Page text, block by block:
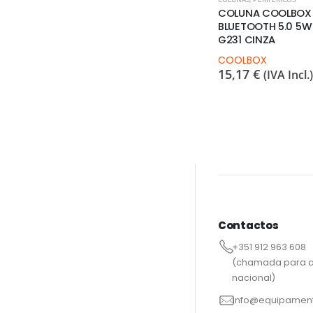
COLUNA COOLBOX
BLUETOOTH 5.0
G231 CINZA
COOLBOX
15,17 € (IVA Incl.)
Contactos
+351 912 963 608
(chamada para
nacional)